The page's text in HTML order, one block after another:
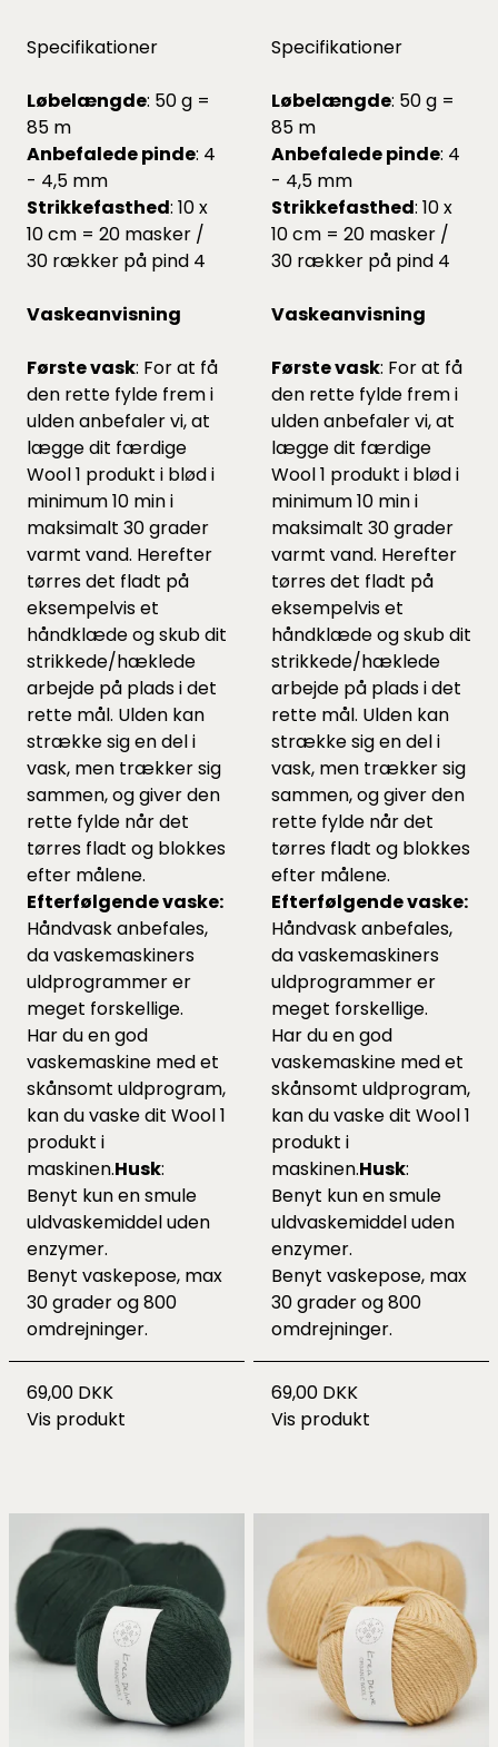
Specifikationer
Løbelængde: 50 g =
85 m
Anbefalede pinde: 4
- 4,5 mm
Strikkefasthed: 10 x
10 cm = 20 masker /
30 rækker på pind 4
Vaskeanvisning
Første vask: For at få
den rette fylde frem i
ulden anbefaler vi, at
lægge dit færdige
Wool 1 produkt i blød i
minimum 10 min i
maksimalt 30 grader
varmt vand. Herefter
tørres det fladt på
eksempelvis et
håndklæde og skub dit
strikkede/hæklede
arbejde på plads i det
rette mål. Ulden kan
strække sig en del i
vask, men trækker sig
sammen, og giver den
rette fylde når det
tørres fladt og blokkes
efter målene.
Efterfølgende vaske:
Håndvask anbefales,
da vaskemaskiners
uldprogrammer er
meget forskellige.
Har du en god
vaskemaskine med et
skånsomt uldprogram,
kan du vaske dit Wool 1
produkt i
maskinen.Husk:
Benyt kun en smule
uldvaskemiddel uden
enzymer.
Benyt vaskepose, max
30 grader og 800
omdrejninger.
69,00 DKK
Vis produkt
Specifikationer
Løbelængde: 50 g =
85 m
Anbefalede pinde: 4
- 4,5 mm
Strikkefasthed: 10 x
10 cm = 20 masker /
30 rækker på pind 4
Vaskeanvisning
Første vask: For at få
den rette fylde frem i
ulden anbefaler vi, at
lægge dit færdige
Wool 1 produkt i blød i
minimum 10 min i
maksimalt 30 grader
varmt vand. Herefter
tørres det fladt på
eksempelvis et
håndklæde og skub dit
strikkede/hæklede
arbejde på plads i det
rette mål. Ulden kan
strække sig en del i
vask, men trækker sig
sammen, og giver den
rette fylde når det
tørres fladt og blokkes
efter målene.
Efterfølgende vaske:
Håndvask anbefales,
da vaskemaskiners
uldprogrammer er
meget forskellige.
Har du en god
vaskemaskine med et
skånsomt uldprogram,
kan du vaske dit Wool 1
produkt i
maskinen.Husk:
Benyt kun en smule
uldvaskemiddel uden
enzymer.
Benyt vaskepose, max
30 grader og 800
omdrejninger.
69,00 DKK
Vis produkt